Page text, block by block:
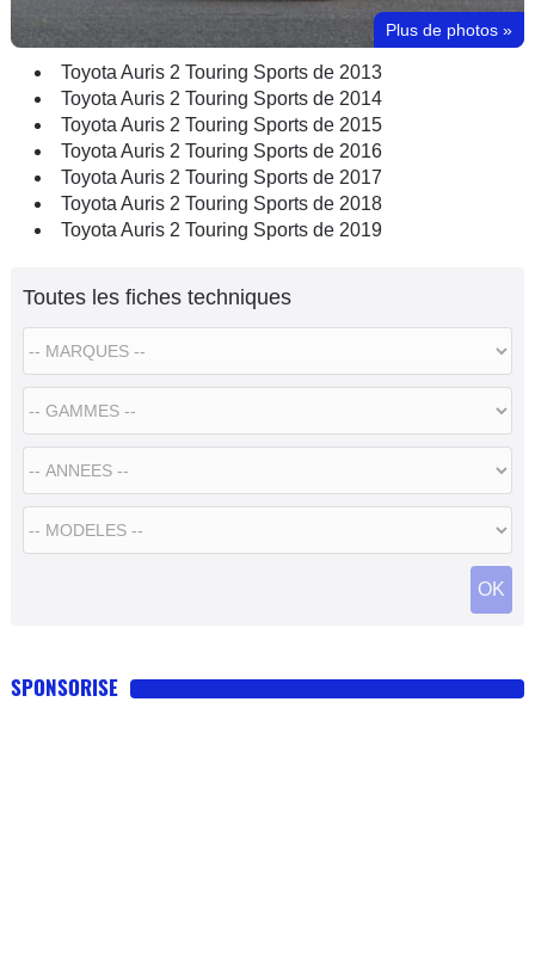
Plus de photos »
Toyota Auris 2 Touring Sports de 2013
Toyota Auris 2 Touring Sports de 2014
Toyota Auris 2 Touring Sports de 2015
Toyota Auris 2 Touring Sports de 2016
Toyota Auris 2 Touring Sports de 2017
Toyota Auris 2 Touring Sports de 2018
Toyota Auris 2 Touring Sports de 2019
Toutes les fiches techniques
SPONSORISE